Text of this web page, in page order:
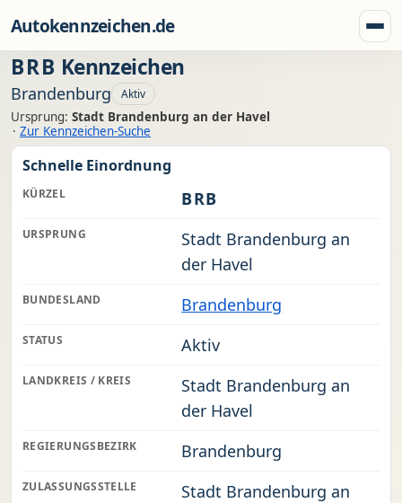
Autokennzeichen.de
BRB Kennzeichen
Brandenburg Aktiv
Ursprung: Stadt Brandenburg an der Havel
· Zur Kennzeichen-Suche
Schnelle Einordnung
KÜRZEL BRB
URSPRUNG
Stadt Brandenburg an
der Havel
BUNDESLAND Brandenburg
STATUS Aktiv
LANDKREIS / KREIS
Stadt Brandenburg an
der Havel
REGIERUNGSBEZIRK Brandenburg
ZULASSUNGSSTELLE
Stadt Brandenburg an